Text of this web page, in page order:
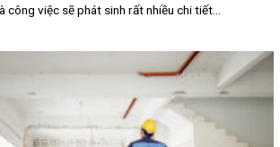
công việc sẽ phát sinh rất nhiều chi tiết...